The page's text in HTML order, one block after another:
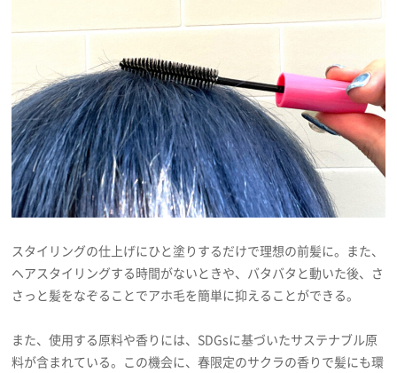
スタイリングの仕上げにひと塗りするだけで理想の前髪に。また、
ヘアスタイリングする時間がないときや、バタバタと動いた後、さ
さっと髪をなぞることでアホ毛を簡単に抑えることができる。
また、使用する原料や香りには、SDGsに基づいたサステナブル原
料が含まれている。この機会に、春限定のサクラの香りで髪にも環